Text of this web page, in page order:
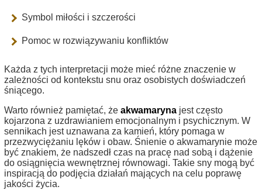
Symbol miłości i szczerości
Pomoc w rozwiązywaniu konfliktów
Każda z tych interpretacji może mieć różne znaczenie w
zależności od kontekstu snu oraz osobistych doświadczeń
śniącego.
Warto również pamiętać, że akwamaryna jest często
kojarzona z uzdrawianiem emocjonalnym i psychicznym. W
sennikach jest uznawana za kamień, który pomaga w
przezwyciężaniu lęków i obaw. Śnienie o akwamarynie może
być znakiem, że nadszedł czas na pracę nad sobą i dążenie
do osiągnięcia wewnętrznej równowagi. Takie sny mogą być
inspiracją do podjęcia działań mających na celu poprawę
jakości życia.